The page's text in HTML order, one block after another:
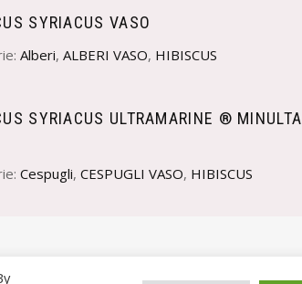
SYRIACUS VASO
Alberi, ALBERI VASO, HIBISCUS
SYRIACUS ULTRAMARINE ® MINULTA
Cespugli, CESPUGLI VASO, HIBISCUS